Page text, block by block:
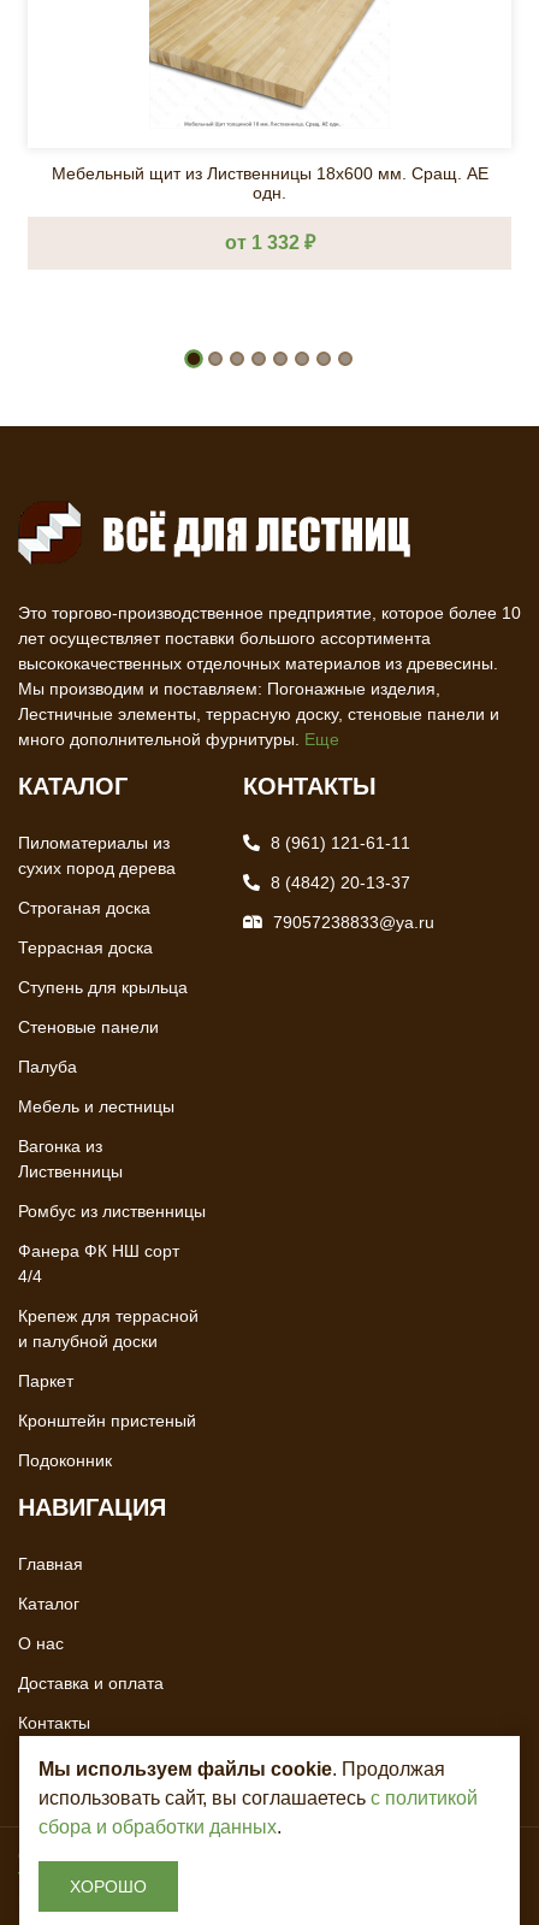
Мебельный щит из Лиственницы 18х600 мм. Cращ. AЕ
одн.
от 1 332 ₽
Это торгово-производственное предприятие, которое более 10
лет осуществляет поставки большого ассортимента
высококачественных отделочных материалов из древесины.
Мы производим и поставляем: Погонажные изделия,
Лестничные элементы, террасную доску, стеновые панели и
много дополнительной фурнитуры. Еще
КАТАЛОГ
Пиломатериалы из
сухих пород дерева
Строганая доска
Террасная доска
Ступень для крыльца
Стеновые панели
Палуба
Мебель и лестницы
Вагонка из
Лиственницы
Ромбус из лиственницы
Фанера ФК НШ сорт
4/4
Крепеж для террасной
и палубной доски
Паркет
Кронштейн пристеный
Подоконник
НАВИГАЦИЯ
Главная
Каталог
О нас
Доставка и оплата
Контакты
КОНТАКТЫ
8 (961) 121-61-11
8 (4842) 20-13-37
79057238833@ya.ru
Copyright © 2020 - 2026. Всё для лестниц. Разработка и продвижение -
Vegas Studio
Мы используем файлы cookie. Продолжая
использовать сайт, вы соглашаетесь с политикой
сбора и обработки данных.
ХОРОШО